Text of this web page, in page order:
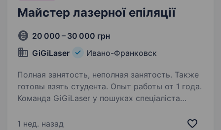
Майстер лазерної епіляції
20 000 – 30 000 грн
GiGiLaser
Ивано-Франковск
Полная занятость, неполная занятость. Также
готовы взять студента. Опыт работы от 1 года.
Команда GiGiLaser у пошуках спеціаліста
Медична освіта (буде перевагою) Досвід
1 нед. назад